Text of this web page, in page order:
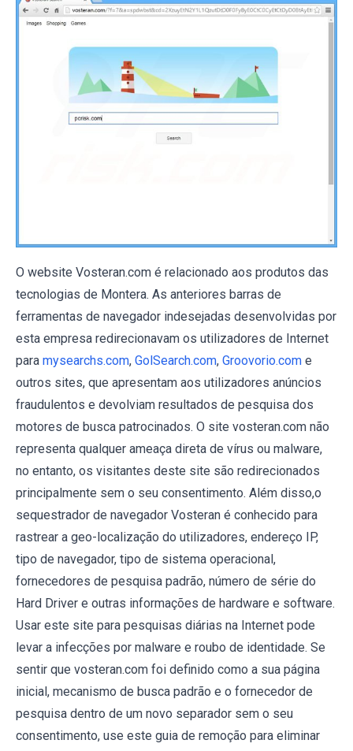
O website Vosteran.com é relacionado aos produtos das
tecnologias de Montera. As anteriores barras de
ferramentas de navegador indesejadas desenvolvidas por
esta empresa redirecionavam os utilizadores de Internet
para mysearchs.com, GolSearch.com, Groovorio.com e
outros sites, que apresentam aos utilizadores anúncios
fraudulentos e devolviam resultados de pesquisa dos
motores de busca patrocinados. O site vosteran.com não
representa qualquer ameaça direta de vírus ou malware,
no entanto, os visitantes deste site são redirecionados
principalmente sem o seu consentimento. Além disso,o
sequestrador de navegador Vosteran é conhecido para
rastrear a geo-localização do utilizadores, endereço IP,
tipo de navegador, tipo de sistema operacional,
fornecedores de pesquisa padrão, número de série do
Hard Driver e outras informações de hardware e software.
Usar este site para pesquisas diárias na Internet pode
levar a infecções por malware e roubo de identidade. Se
sentir que vosteran.com foi definido como a sua página
inicial, mecanismo de busca padrão e o fornecedor de
pesquisa dentro de um novo separador sem o seu
consentimento, use este guia de remoção para eliminar